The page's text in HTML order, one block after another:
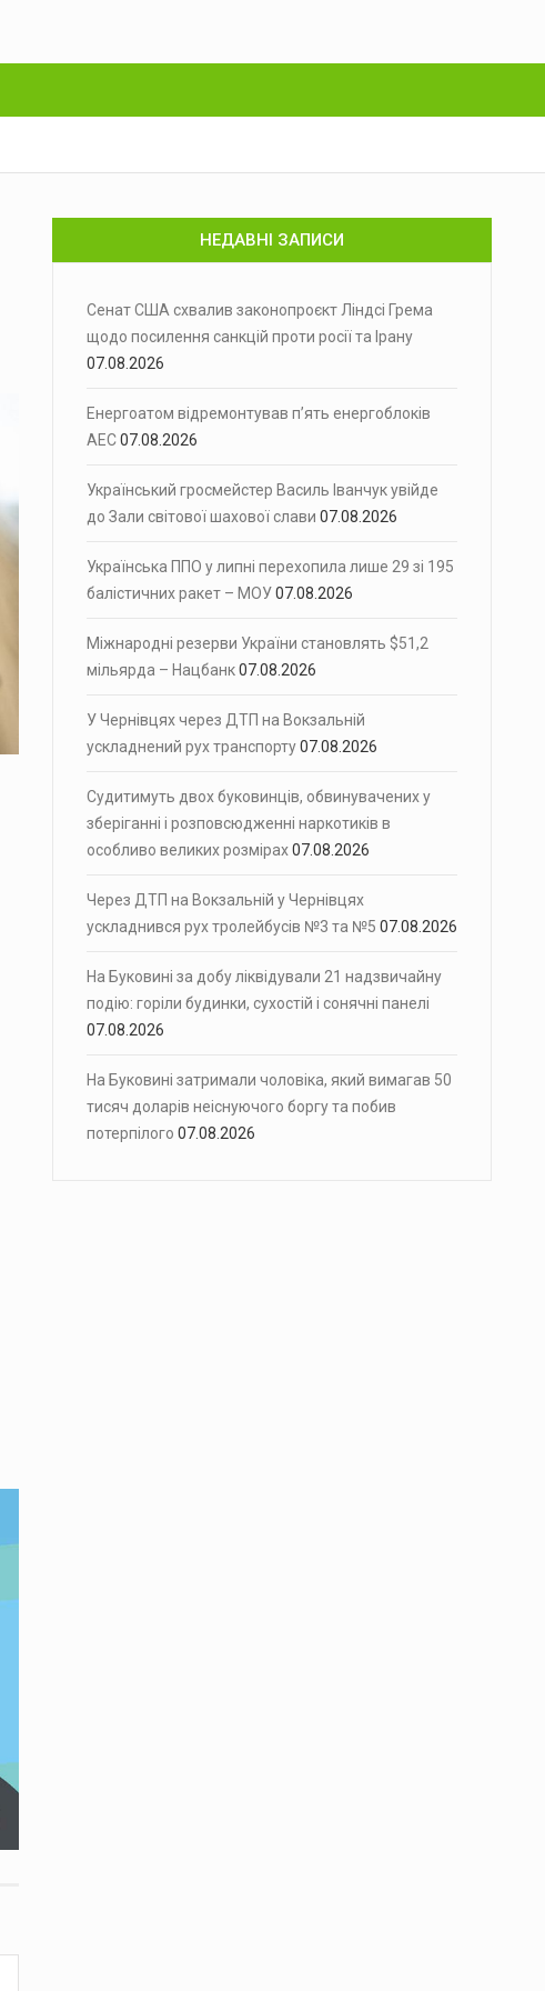
НЕДАВНІ ЗАПИСИ
Сенат США схвалив законопроєкт Ліндсі Грема
щодо посилення санкцій проти росії та Ірану
07.08.2026
Енергоатом відремонтував п’ять енергоблоків
АЕС07.08.2026
Український гросмейстер Василь Іванчук увійде
до Зали світової шахової слави 07.08.2026
Українська ППО у липні перехопила лише 29 зі 195
балістичних ракет – МОУ07.08.2026
Міжнародні резерви України становлять $51,2
мільярда – Нацбанк07.08.2026
У Чернівцях через ДТП на Вокзальній
ускладнений рух транспорту07.08.2026
Судитимуть двох буковинців, обвинувачених у
зберіганні і розповсюдженні наркотиків в
особливо великих розмірах07.08.2026
Через ДТП на Вокзальній у Чернівцях
ускладнився рух тролейбусів №3 та №5 07.08.2026
На Буковині за добу ліквідували 21 надзвичайну
подію: горіли будинки, сухостій і сонячні панелі
07.08.2026
На Буковині затримали чоловіка, який вимагав 50
тисяч доларів неіснуючого боргу та побив
потерпілого 07.08.2026